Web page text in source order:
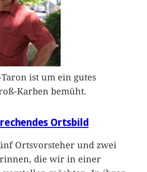
ist um ein gutes
Karben bemüht.
Ortsbild
Ortsvorsteher und zwei
die wir in einer